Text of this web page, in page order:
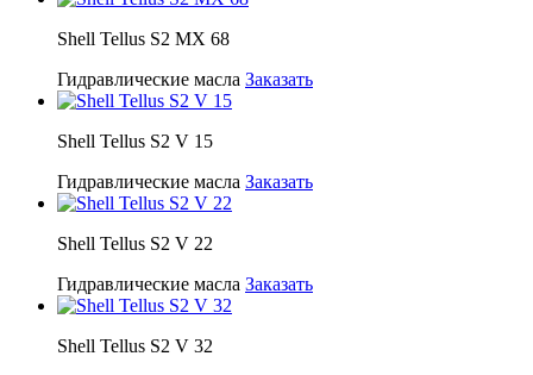
Shell Tellus S2 MX 68
Гидравлические масла Заказать
Shell Tellus S2 V 15
Гидравлические масла Заказать
Shell Tellus S2 V 22
Гидравлические масла Заказать
Shell Tellus S2 V 32